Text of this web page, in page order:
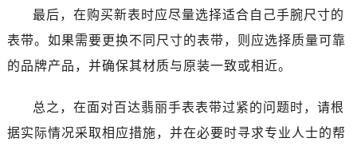
最后，在购买新表时应尽量选择适合自己手腕尺寸的
表带。如果需要更换不同尺寸的表带，则应选择质量可靠
的品牌产品，并确保其材质与原装一致或相近。
总之，在面对百达翡丽手表表带过紧的问题时，请根
据实际情况采取相应措施，并在必要时寻求专业人士的帮